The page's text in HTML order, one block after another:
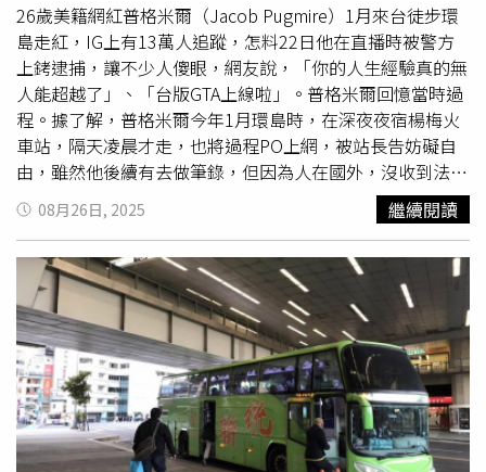
26歲美籍網紅普格米爾（Jacob Pugmire）1月來台徒步環
島走紅，IG上有13萬人追蹤，怎料22日他在直播時被警方
上銬逮捕，讓不少人傻眼，網友說，「你的人生經驗真的無
人能超越了」、「台版GTA上線啦」。普格米爾回憶當時過
程。據了解，普格米爾今年1月環島時，在深夜夜宿楊梅火
車站，隔天凌晨才走，也將過程PO上網，被站長告妨礙自
由，雖然他後續有去做筆錄，但因為人在國外，沒收到法院
通知，開庭人沒到，才會被通緝，警方22日在網路上發現普
格米爾在台北市直播，派人將他逮捕。普格米爾也錄下整個
過程，警方跟他說他被通緝，要送桃園地檢署歸案，普格米
爾直接罵髒話，問是要「坐牢」嗎？警方連忙安撫說，「沒
有那麼嚴重，是暫時」，他也公開上銬後的痕跡直呼，「我
的生活怎麼回事。」此消息一出，網友紛紛留言「警察看直
播抓人也算是很聰明」、「你好強」、「很高興你平安」、
「台版GTA上線啦」、「解鎖新成就，到底是好還是壞」、
「你這個深度台灣體驗應該也是很少有人可以超越了」，也
有人說，「被困過夜就要拘捕太小題大作了吧！台北台中火
車站一大堆無家可歸睡火車站的可憐民眾。」
08月26日, 2025 繼續閱讀